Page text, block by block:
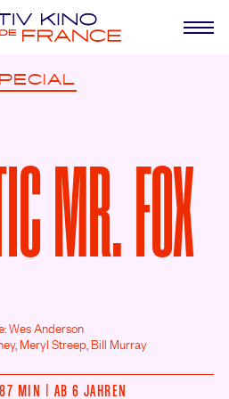
MR. FOX
Wes Anderson
Meryl Streep, Bill Murray
MIN | AB 6 JAHREN